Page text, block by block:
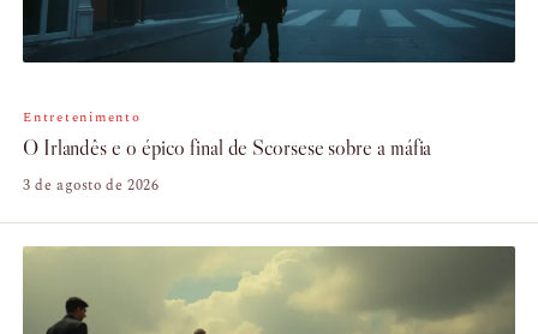
Entretenimento
O Irlandês e o épico final de Scorsese sobre a máfia
3 de agosto de 2026